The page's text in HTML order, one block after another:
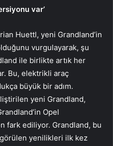
var’
Huettl, yeni Grandland’in
vurgulayarak, şu
ile birlikte artık her
Bu, elektrikli araç
büyük bir adım.
yeni Grandland,
Opel
fark ediliyor. Grandland, bu
görülen yenilikleri ilk kez